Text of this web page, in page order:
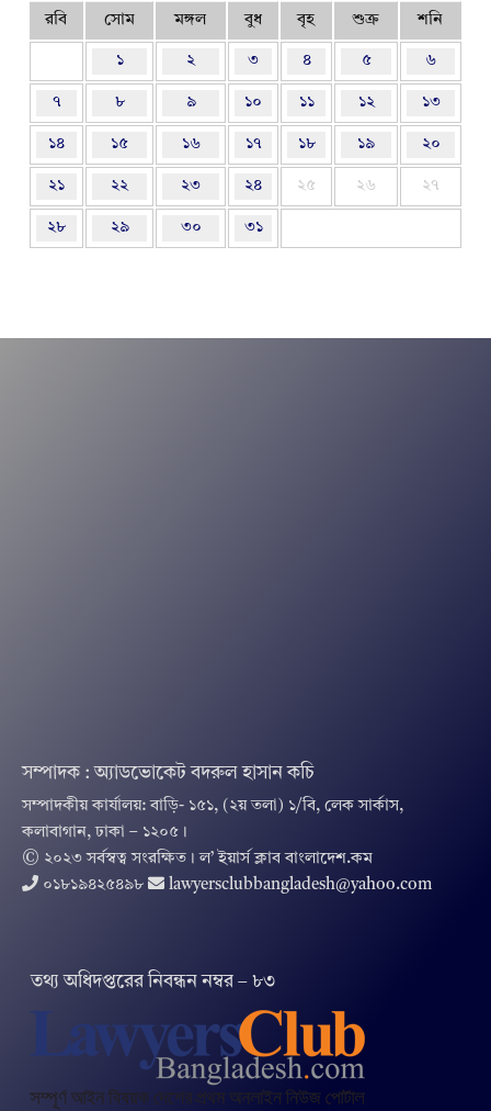
রবি সোম মঙ্গল বুধ বৃহ শুক্র শনি
১ ২ ৩ ৪ ৫ ৬
৭ ৮ ৯ ১০ ১১ ১২ ১৩
১৪ ১৫ ১৬ ১৭ ১৮ ১৯ ২০
২১ ২২ ২৩ ২৪ ২৫ ২৬ ২৭
২৮ ২৯ ৩০ ৩১
সম্পাদক : অ্যাডভোকেট বদরুল হাসান কচি
সম্পাদকীয় কার্যালয়: বাড়ি- ১৫১, (২য় তলা) ১/বি, লেক সার্কাস,
কলাবাগান, ঢাকা – ১২০৫।
© ২০২৩ সর্বস্বত্ব সংরক্ষিত । ল’ ইয়ার্স ক্লাব বাংলাদেশ.কম
০১৮১৯৪২৫৪৯৮
lawyersclubbangladesh@yahoo.com
তথ‌্য অ‌ধিদপ্ত‌রের নিবন্ধন নম্বর – ৮৩